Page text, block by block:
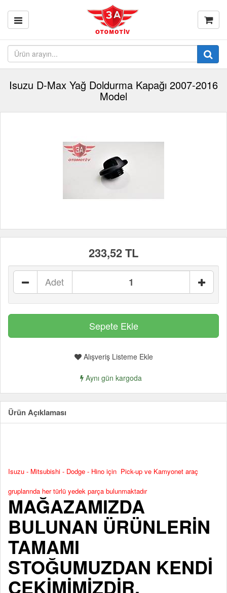
Isuzu D-Max Yağ Doldurma Kapağı 2007-2016
Model
233,52 TL
Adet
Alışveriş Listeme Ekle
Aynı gün kargoda
Ürün Açıklaması
Isuzu - Mitsubishi - Dodge - Hino için Pick-up ve Kamyonet araç
gruplarında her türlü yedek parça bulunmaktadır
MAĞAZAMIZDA
BULUNAN ÜRÜNLERİN
TAMAMI
STOĞUMUZDAN KENDİ
ÇEKİMİMİZDİR.